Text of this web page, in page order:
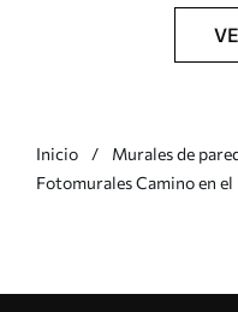
Inicio Murales de
Fotomurales Camino en